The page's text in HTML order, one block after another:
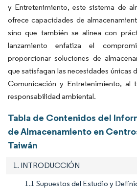
y Entretenimiento, este sistema de
ofrece capacidades de
sino que también se alinea con
lanzamiento enfatiza el
proporcionar soluciones de
que satisfagan las necesidades únicas
Comunicación y Entretenimiento, al
responsabilidad ambiental.
Tabla de Contenidos del
de Almacenamiento en
Taiwán
1. INTRODUCCIÓN
1.1 Supuestos del Estudio y